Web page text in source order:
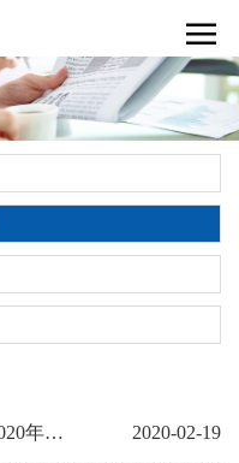
2019年度优秀员工表彰大会暨2020年迎新春晚会 2020-02-19